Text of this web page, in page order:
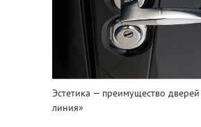
Эстетика — преимущество дверей
линия»